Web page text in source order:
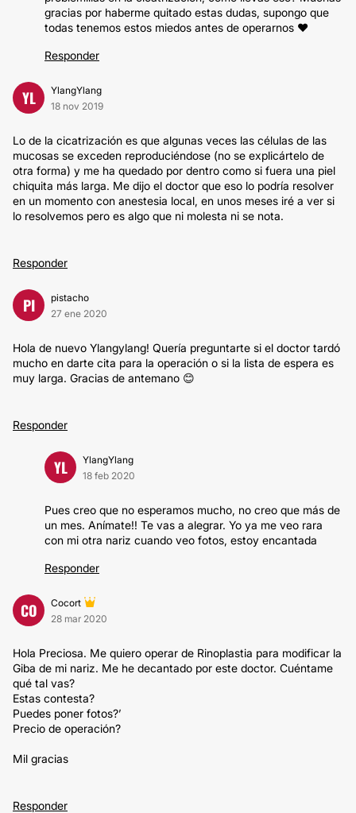
gracias por haberme quitado estas dudas, supongo que
todas tenemos estos miedos antes de operarnos ❤️
Responder
YL
YlangYlang
18 nov 2019
Lo de la cicatrización es que algunas veces las células de las
mucosas se exceden reproduciéndose (no se explicártelo de
otra forma) y me ha quedado por dentro como si fuera una piel
chiquita más larga. Me dijo el doctor que eso lo podría resolver
en un momento con anestesia local, en unos meses iré a ver si
lo resolvemos pero es algo que ni molesta ni se nota.
Responder
PI
pistacho
27 ene 2020
Hola de nuevo Ylangylang! Quería preguntarte si el doctor tardó
mucho en darte cita para la operación o si la lista de espera es
muy larga. Gracias de antemano 😊
Responder
YL
YlangYlang
18 feb 2020
Pues creo que no esperamos mucho, no creo que más de
un mes. Anímate!! Te vas a alegrar. Yo ya me veo rara
con mi otra nariz cuando veo fotos, estoy encantada
Responder
CO
Cocort
28 mar 2020
Hola Preciosa. Me quiero operar de Rinoplastia para modificar la
Giba de mi nariz. Me he decantado por este doctor. Cuéntame
qué tal vas?
Estas contesta?
Puedes poner fotos?’
Precio de operación?
Mil gracias
Responder